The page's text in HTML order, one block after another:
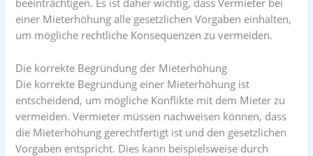
beeinträchtigen. Es ist daher wichtig, dass Vermieter bei
einer Mieterhöhung alle gesetzlichen Vorgaben einhalten,
um mögliche rechtliche Konsequenzen zu vermeiden.
Die korrekte Begründung der Mieterhöhung
Die korrekte Begründung einer Mieterhöhung ist
entscheidend, um mögliche Konflikte mit dem Mieter zu
vermeiden. Vermieter müssen nachweisen können, dass
die Mieterhöhung gerechtfertigt ist und den gesetzlichen
Vorgaben entspricht. Dies kann beispielsweise durch